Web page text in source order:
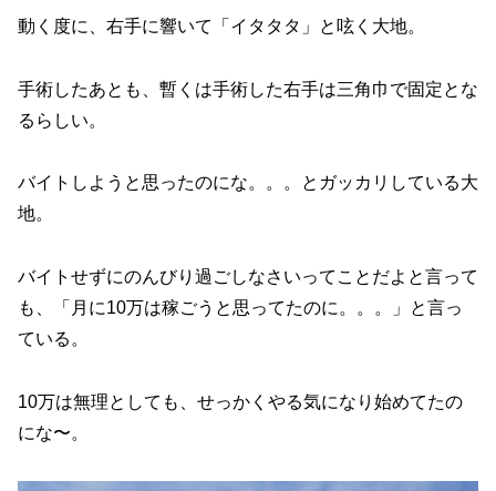
動く度に、右手に響いて「イタタタ」と呟く大地。
手術したあとも、暫くは手術した右手は三角巾で固定とな
るらしい。
バイトしようと思ったのにな。。。とガッカリしている大
地。
バイトせずにのんびり過ごしなさいってことだよと言って
も、「月に10万は稼ごうと思ってたのに。。。」と言っ
ている。
10万は無理としても、せっかくやる気になり始めてたの
にな〜。